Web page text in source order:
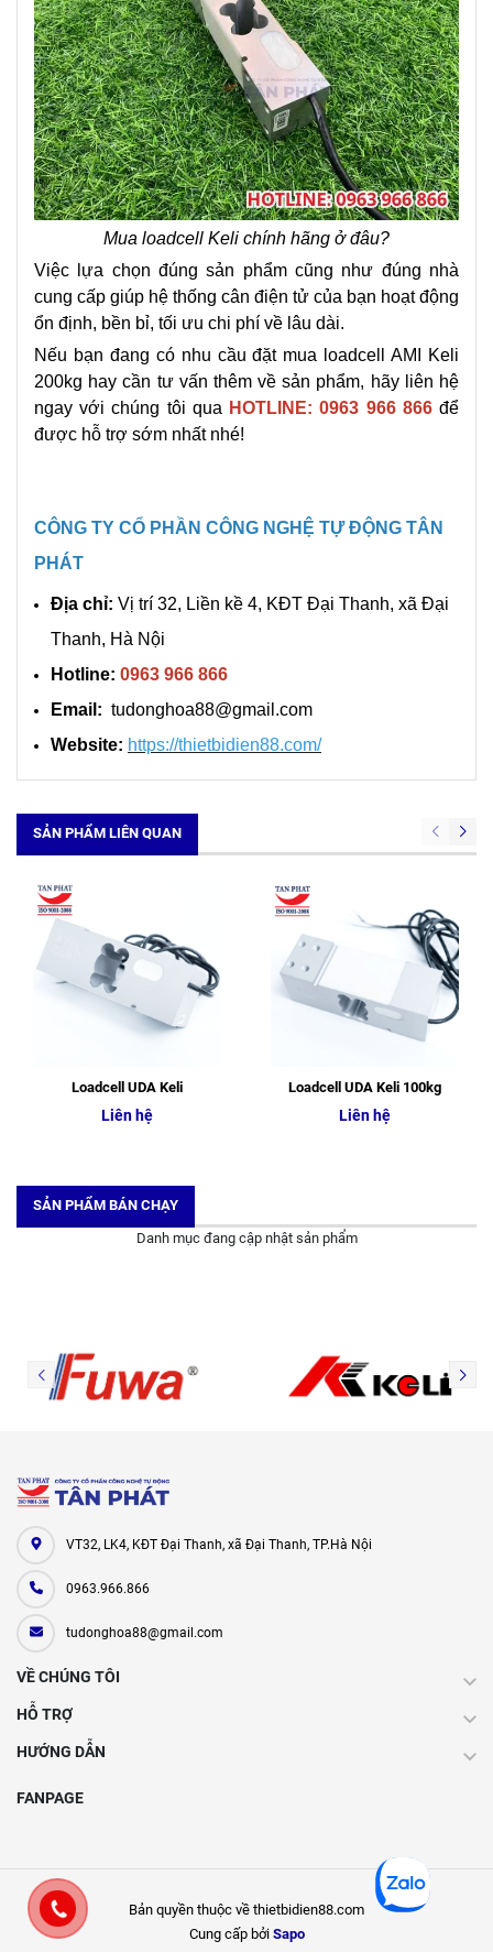
Mua loadcell Keli chính hãng ở đâu?
Việc lựa chọn đúng sản phẩm cũng như đúng nhà
cung cấp giúp hệ thống cân điện tử của bạn hoạt động
ổn định, bền bỉ, tối ưu chi phí về lâu dài.
Nếu bạn đang có nhu cầu đặt mua loadcell AMI Keli
200kg hay cần tư vấn thêm về sản phẩm, hãy liên hệ
ngay với chúng tôi qua HOTLINE: 0963 966 866để
được hỗ trợ sớm nhất nhé!
CÔNG TY CỔ PHẦN CÔNG NGHỆ TỰ ĐỘNG TÂN
PHÁT
Địa chỉ: Vị trí 32, Liền kề 4, KĐT Đại Thanh, xã Đại
Thanh, Hà Nội
Hotline: 0963 966 866
Email: tudonghoa88@gmail.com
Website: https://thietbidien88.com/
SẢN PHẨM LIÊN QUAN
Loadcell UDA Keli
Liên hệ
Loadcell UDA Keli 100kg
Liên hệ
SẢN PHẨM BÁN CHẠY
Danh mục đang cập nhật sản phẩm
VT32, LK4, KĐT Đại Thanh, xã Đại Thanh, TP.Hà Nội
0963.966.866
tudonghoa88@gmail.com
VỀ CHÚNG TÔI
HỖ TRỢ
HƯỚNG DẪN
FANPAGE
Bản quyền thuộc về thietbidien88.com
Cung cấp bởi Sapo